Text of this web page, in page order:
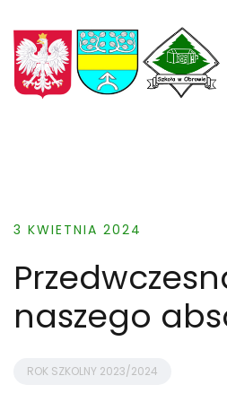
to
content
3 KWIETNIA 2024
naszego
ROK SZKOLNY 2023/2024